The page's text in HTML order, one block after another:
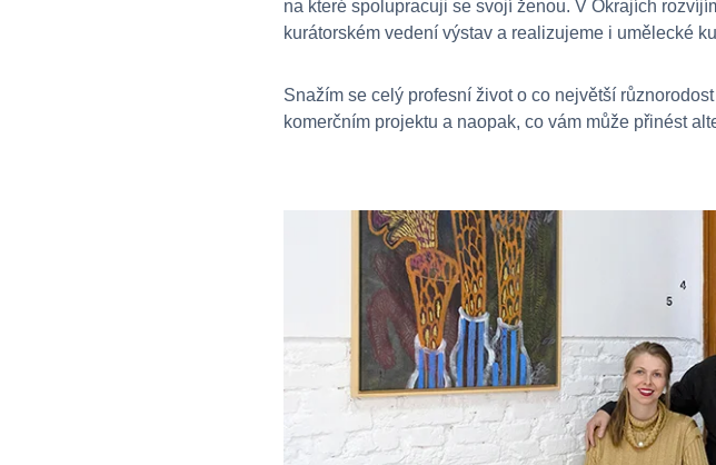
na které spolupracuji se svojí ženou. V Okrajích
kurátorském vedení výstav a realizujeme i umělecké
Snažím se celý profesní život o co největší
komerčním projektu a naopak, co vám může přinést